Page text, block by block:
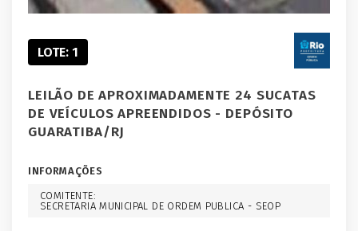
LOTE: 1
LEILÃO DE APROXIMADAMENTE 24 SUCATAS
DE VEÍCULOS APREENDIDOS - DEPÓSITO
GUARATIBA/RJ
INFORMAÇÕES
COMITENTE:
SECRETARIA MUNICIPAL DE ORDEM PUBLICA - SEOP